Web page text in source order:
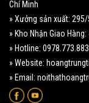
Chí Minh
» Xưởng sản xuất: 295/
» Kho Nhận Giao Hàng:
» Hotline:
» Website:
» Email: